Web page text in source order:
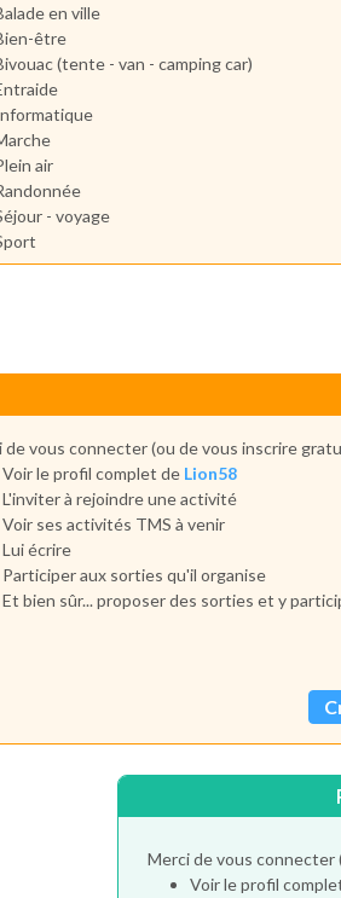
en ville
être
(tente - van - camping car)
air
- voyage
de vous connecter (ou de vous inscrire
Voir le profil complet de Lion58
L'inviter à rejoindre une activité
Voir ses activités TMS à venir
Lui écrire
Participer aux sorties qu'il organise
Et bien sûr... proposer des sorties et y
Merci de vous
Voir le profil